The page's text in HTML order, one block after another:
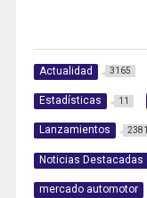
Actualidad 3165
Estadísticas 11
Lanzamientos 2381
Noticias Destacadas
mercado automotor